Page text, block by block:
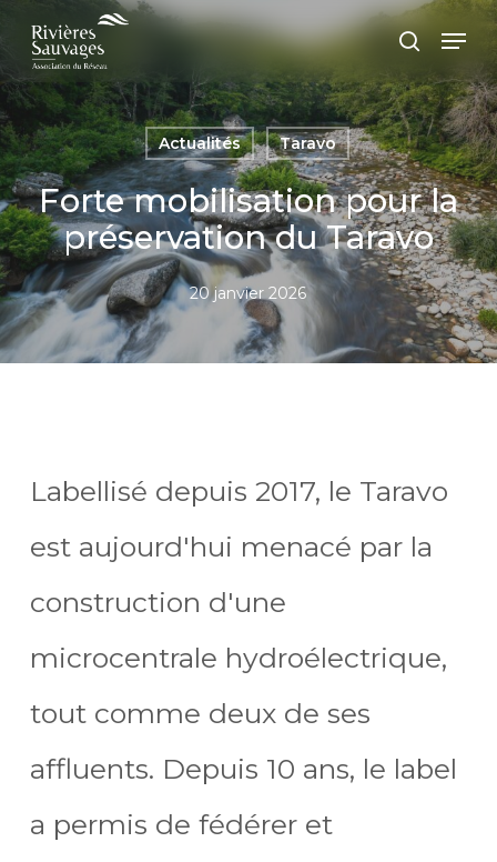
Panneau de gestion des cookies
contenu
principal
Menu
Actualités Taravo
Forte mobilisation pour la
préservation du Taravo
20 janvier 2026
Labellisé depuis 2017, le Taravo
est aujourd'hui menacé par la
construction d'une
microcentrale hydroélectrique,
tout comme deux de ses
affluents. Depuis 10 ans, le label
a permis de fédérer et